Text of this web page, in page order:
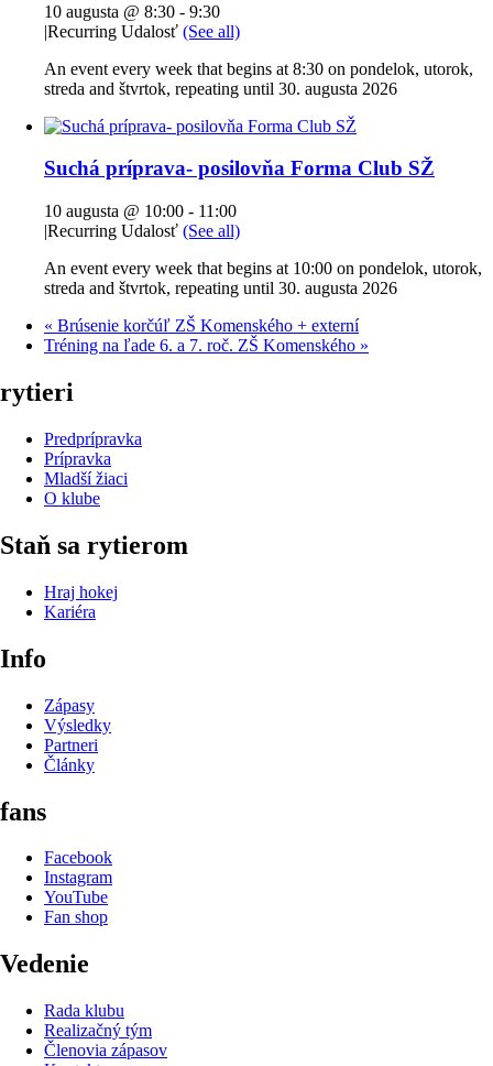
10 augusta @ 8:30 - 9:30
|Recurring Udalosť (See all)
An event every week that begins at 8:30 on pondelok, utorok,
streda and štvrtok, repeating until 30. augusta 2026
Suchá príprava- posilovňa Forma Club SŽ
10 augusta @ 10:00 - 11:00
|Recurring Udalosť (See all)
An event every week that begins at 10:00 on pondelok, utorok,
streda and štvrtok, repeating until 30. augusta 2026
« Brúsenie korčúľ ZŠ Komenského + externí
Tréning na ľade 6. a 7. roč. ZŠ Komenského »
rytieri
Predprípravka
Prípravka
Mladší žiaci
O klube
Staň sa rytierom
Hraj hokej
Kariéra
Info
Zápasy
Výsledky
Partneri
Články
fans
Facebook
Instagram
YouTube
Fan shop
Vedenie
Rada klubu
Realizačný tým
Členovia zápasov